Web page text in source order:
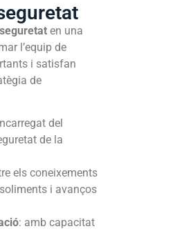
en una
l’equip de
i satisfan
de
del
de la
els coneixements
i avanços
: amb capacitat